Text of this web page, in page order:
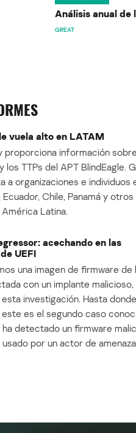
Análisis anual de
GREAT
vuela alto en LATAM
proporciona información
los TTPs del APT BlindEagle.
a organizaciones e individuos
Chile, Panamá y otros
Latina.
acechando en las
UEFI
una imagen de firmware de
con un implante
investigación. Hasta donde
este es el segundo caso
ha detectado un firmware
usado por un actor de